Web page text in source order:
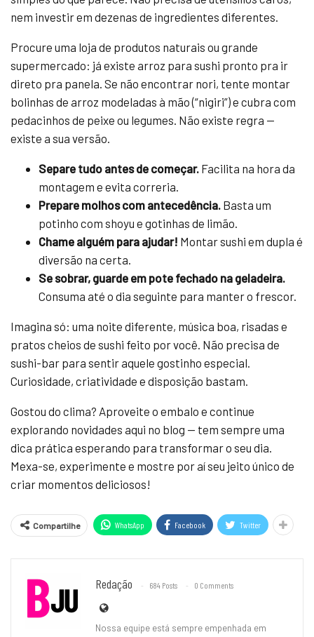
nem investir em dezenas de ingredientes diferentes.
Procure uma loja de produtos naturais ou grande
supermercado: já existe arroz para sushi pronto pra ir
direto pra panela. Se não encontrar nori, tente montar
bolinhas de arroz modeladas à mão (“nigiri”) e cubra com
pedacinhos de peixe ou legumes. Não existe regra —
existe a sua versão.
Separe tudo antes de começar. Facilita na hora da
montagem e evita correria.
Prepare molhos com antecedência. Basta um
potinho com shoyu e gotinhas de limão.
Chame alguém para ajudar! Montar sushi em dupla é
diversão na certa.
Se sobrar, guarde em pote fechado na geladeira.
Consuma até o dia seguinte para manter o frescor.
Imagina só: uma noite diferente, música boa, risadas e
pratos cheios de sushi feito por você. Não precisa de
sushi-bar para sentir aquele gostinho especial.
Curiosidade, criatividade e disposição bastam.
Gostou do clima? Aproveite o embalo e continue
explorando novidades aqui no blog — tem sempre uma
dica prática esperando para transformar o seu dia.
Mexa-se, experimente e mostre por aí seu jeito único de
criar momentos deliciosos!
Compartilhe WhatsApp Facebook Twitter
Redação 684 Posts 0 Comments
Nossa equipe está sempre empenhada em